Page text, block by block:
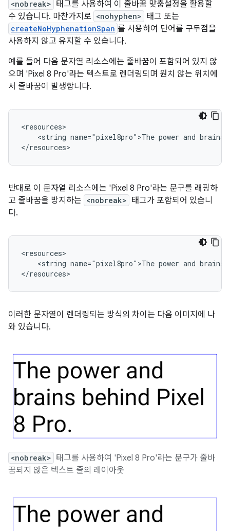
<nobreak> 태그를 사용하여 이 줄바꿈 맞춤설정을 활용할
수 있습니다. 마찬가지로 <nohyphen> 태그 또는
createNoHyphenationSpan 를 사용하여 단어를 구두점을
사용하지 않고 유지할 수 있습니다.
예를 들어 다음 문자열 리소스에는 줄바꿈이 포함되어 있지 않
으며 'Pixel 8 Pro'라는 텍스트로 렌더링되며 원치 않는 위치에
서 줄바꿈이 발생합니다.
<string name="pixel8pro">The power and brains
반대로 이 문자열 리소스에는 'Pixel 8 Pro'라는 문구를 래핑하
고 줄바꿈을 방지하는 <nobreak> 태그가 포함되어 있습니
다.
<string name="pixel8pro">The power and brains
이러한 문자열이 렌더링되는 방식의 차이는 다음 이미지에 나
와 있습니다.
<nobreak> 태그를 사용하여 'Pixel 8 Pro'라는 문구가 줄바
꿈되지 않은 텍스트 줄의 레이아웃